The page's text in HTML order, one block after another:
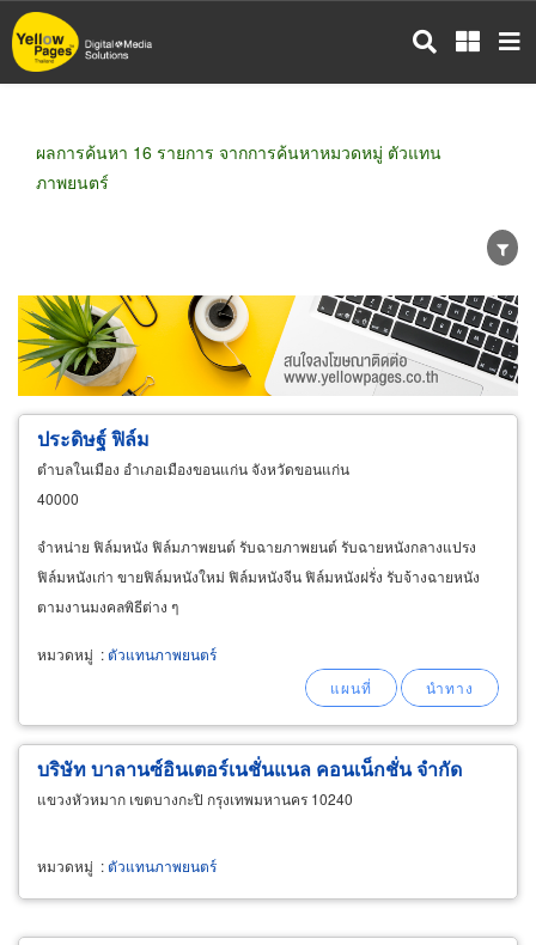
ข้าม
ไป
ผลการค้นหา 16 รายการ จากการค้นหาหมวดหมู่ ตัวแทน
ภาพยนตร์
ขายส่ง ขายปลีก ผู้ผลิต
ตัวแทนจัดจำหน่าย
ผู้ส่งออก/นำเข้า
ธุรกิจบริการ
ประดิษฐ์ ฟิล์ม
ตำบลในเมือง อำเภอเมืองขอนแก่น จังหวัดขอนแก่น
40000
จำหน่าย ฟิล์มหนัง ฟิล์มภาพยนต์ รับฉายภาพยนต์ รับฉายหนังกลางแปรง
ฟิล์มหนังเก่า ขายฟิล์มหนังใหม่ ฟิล์มหนังจีน ฟิล์มหนังฝรั่ง รับจ้างฉายหนัง
ตามงานมงคลพิธีต่าง ๆ
หมวดหมู่ :ตัวแทนภาพยนตร์
บริษัท บาลานซ์อินเตอร์เนชั่นแนล คอนเน็กชั่น จำกัด
แขวงหัวหมาก เขตบางกะปิ กรุงเทพมหานคร 10240
หมวดหมู่ :ตัวแทนภาพยนตร์